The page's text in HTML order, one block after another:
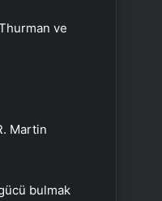
ve
Martin
bulmak